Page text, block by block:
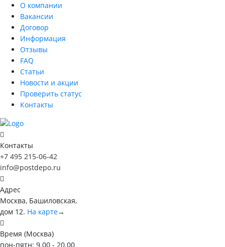
О компании
Вакансии
Договор
Информация
Отзывы
FAQ
Статьи
Новости и акции
Проверить статус
Контакты
Контакты
+7 495 215-06-42
info@postdepo.ru
Адрес
Москва, Башиловская,
дом 12. На карте→
Время (Москва)
пон-пятн: 9.00 - 20.00